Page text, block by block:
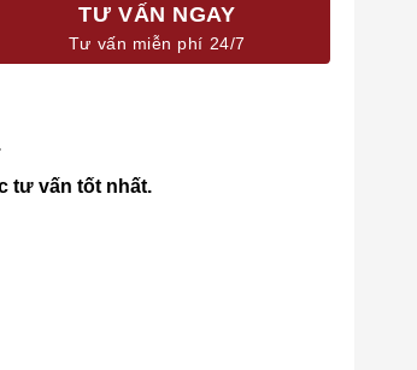
TƯ VẤN NGAY
Tư vấn miễn phí 24/7
tư vấn tốt nhất.